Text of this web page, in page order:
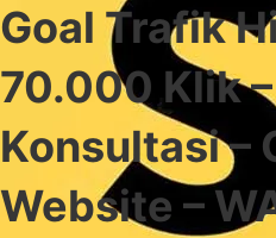
Goal Trafik
70.000 Klik –
Konsultasi –
Website –